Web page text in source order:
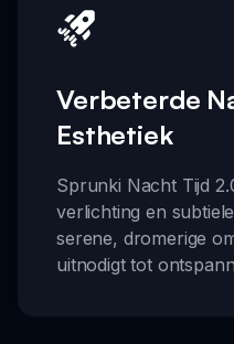
Verbeterde
Esthetiek
Sprunki Nacht Tijd
verlichting en
serene, dromerige
uitnodigt tot